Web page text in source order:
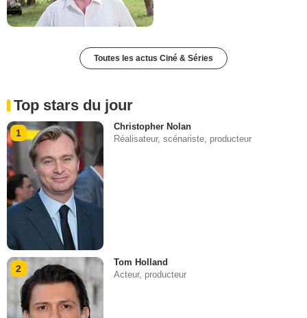
Toutes les actus Ciné & Séries
Top stars du jour
1
Christopher Nolan
Réalisateur, scénariste, producteur
2
Tom Holland
Acteur, producteur